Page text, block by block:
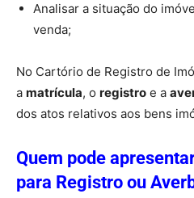
Analisar a situação do
venda;
No Cartório de Registro de
a matrícula, o registro e a
dos atos relativos aos bens
Quem pode
para Registro ou